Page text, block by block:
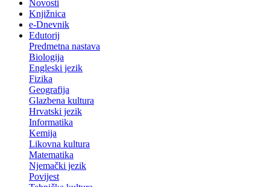
Novosti
Knjižnica
e-Dnevnik
Edutorij
Predmetna nastava
Biologija
Engleski jezik
Fizika
Geografija
Glazbena kultura
Hrvatski jezik
Informatika
Kemija
Likovna kultura
Matematika
Njemački jezik
Povijest